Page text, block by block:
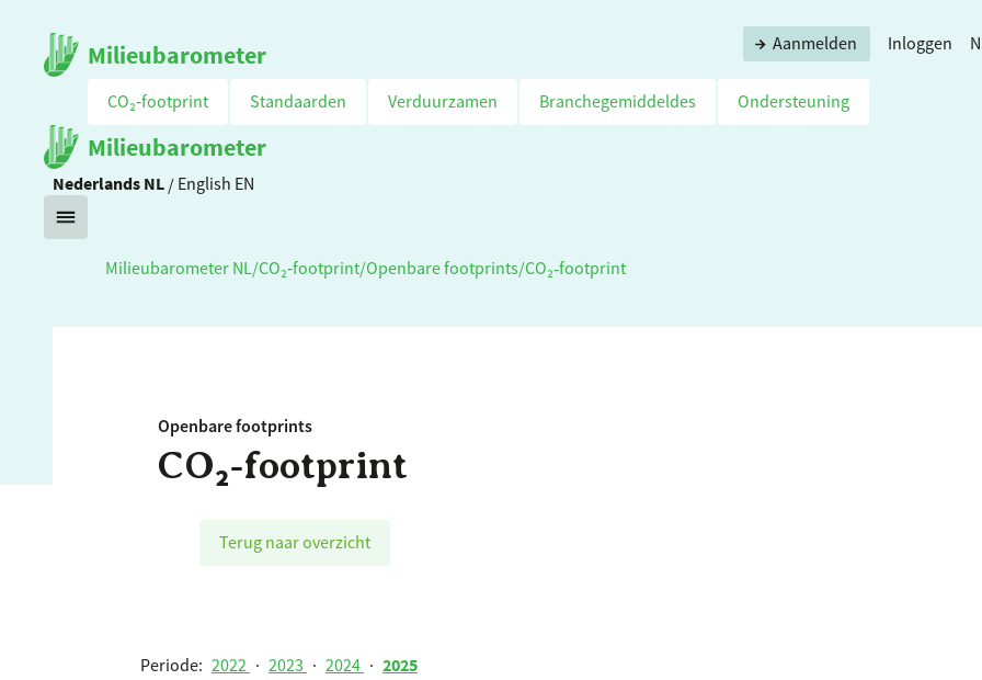
Milieubarometer Aanmelden Inloggen
CO₂‑footprint Standaarden Verduurzamen Branchegemiddeldes Ondersteuning
Milieubarometer
Nederlands NL / English EN
Milieubarometer NL /CO₂‑footprint/Openbare footprints/CO₂‑footprint
Openbare footprints
CO₂‑footprint
Terug naar overzicht
Periode: 2022 · 2023 · 2024 · 2025